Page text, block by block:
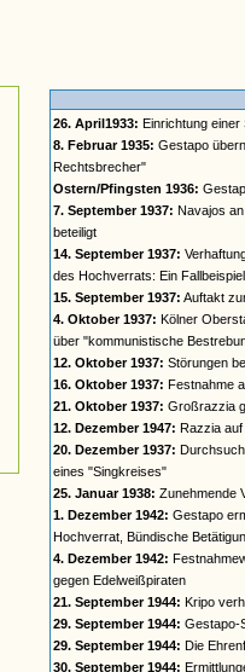
26. April1933: Einrichtung einer
8. Februar 1935: Gestapo
Rechtsbrecher"
Ostern/Pfingsten 1936:
7. September 1937: Navajos
beteiligt
14. September 1937:
des Hochverrats: Ein Fallbeispiel
15. September 1937: Auftakt
4. Oktober 1937: Kölner
über "kommunistische
12. Oktober 1937: Störungen
16. Oktober 1937: Festnahme
21. Oktober 1937: Großrazzia
12. Dezember 1947: Razzia
20. Dezember 1937:
eines "Singkreises"
25. Januar 1938: Zunehmende
1. Dezember 1942: Gestapo
Hochverrat, Bündische
4. Dezember 1942:
gegen Edelweißpiraten
21. September 1944: Kripo
29. September 1944: Gestapo-
29. September 1944: Die
30. September 1944: